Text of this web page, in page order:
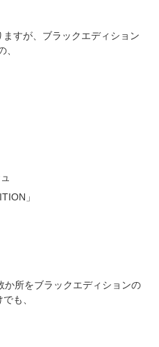
すが、ブラックエディション
、
」
か所をブラックエディションの
も、